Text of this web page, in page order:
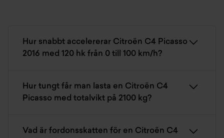
Hur snabbt accelererar Citroën C4 Picasso
2016 med 120 hk från 0 till 100 km/h?
Hur tungt får man lasta en Citroën C4
Picasso med totalvikt på 2100 kg?
Vad är fordonsskatten för en Citroën C4